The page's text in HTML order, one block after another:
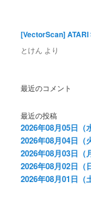
[VectorScan] ATARI
とけん より
最近のコメント
最近の投稿
2026年08月05日（
2026年08月04日（
2026年08月03日（
2026年08月02日（
2026年08月01日（